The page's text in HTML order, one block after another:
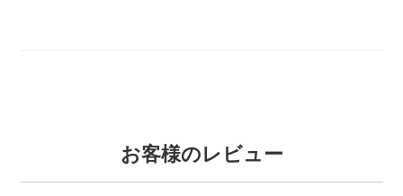
お客様のレビュー